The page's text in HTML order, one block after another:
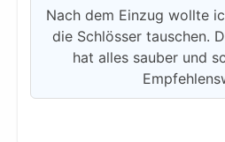
Nach dem Einzug wollte
die Schlösser tauschen.
hat alles sauber und